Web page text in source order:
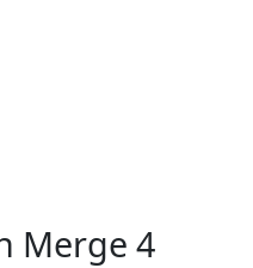
Merge 4